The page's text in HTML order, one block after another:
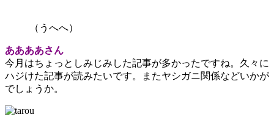
（うへへ）
ああああさん
今月はちょっとしみじみした記事が多かったですね。久々に
ハジけた記事が読みたいです。またヤシガニ関係などいかが
でしょうか。